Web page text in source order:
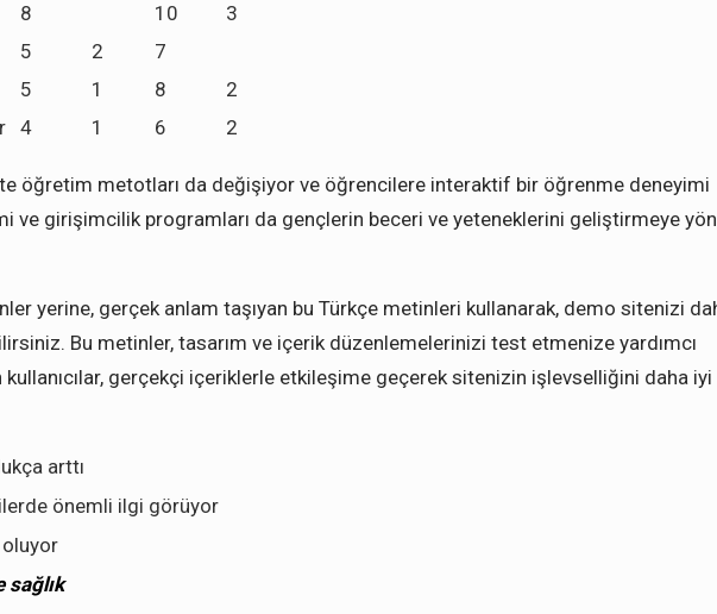
8 10
3
5 2
7
5 1 8
2
4 1 6 2
öğretim metotları da değişiyor ve öğrencilere interaktif bir öğrenme deneyimi
ve girişimcilik programları da gençlerin beceri ve yeteneklerini geliştirmeye
yerine, gerçek anlam taşıyan bu Türkçe metinleri kullanarak, demo sitenizi
Bu metinler, tasarım ve içerik düzenlemelerinizi test etmenize yardımcı
gerçekçi içeriklerle etkileşime geçerek sitenizin işlevselliğini daha iyi
arttı
önemli ilgi görüyor
sağlık